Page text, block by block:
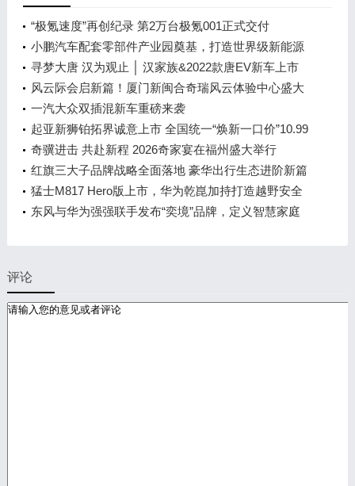
“极氪速度”再创纪录 第2万台极氪001正式交付
小鹏汽车配套零部件产业园奠基，打造世界级新能源
智能汽车集群
寻梦大唐 汉为观止 │ 汉家族&2022款唐EV新车上市
发布会，敬请期待！
风云际会启新篇！厦门新闽合奇瑞风云体验中心盛大
开业
一汽大众双插混新车重磅来袭
起亚新狮铂拓界诚意上市 全国统一“焕新一口价”10.99
万元起
奇骥进击 共赴新程 2026奇家宴在福州盛大举行
红旗三大子品牌战略全面落地 豪华出行生态进阶新篇
章
猛士M817 Hero版上市，华为乾崑加持打造越野安全
标杆！
东风与华为强强联手发布“奕境”品牌，定义智慧家庭
评论